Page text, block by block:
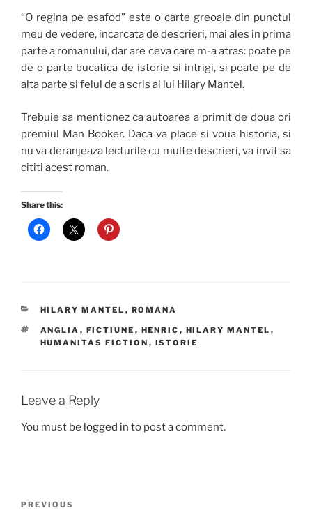
“O regina pe esafod” este o carte greoaie din punctul
meu de vedere, incarcata de descrieri, mai ales in prima
parte a romanului, dar are ceva care m-a atras: poate pe
de o parte bucatica de istorie si intrigi, si poate pe de
alta parte si felul de a scris al lui Hilary Mantel.
Trebuie sa mentionez ca autoarea a primit de doua ori
premiul Man Booker. Daca va place si voua historia, si
nu va deranjeaza lecturile cu multe descrieri, va invit sa
cititi acest roman.
Share this:
CATEGORIES
HILARY MANTEL , ROMANA
TAGS
ANGLIA , FICTIUNE , HENRIC , HILARY MANTEL ,
HUMANITAS FICTION , ISTORIE
Leave a Reply
You must be logged in to post a comment.
Previous
PREVIOUS